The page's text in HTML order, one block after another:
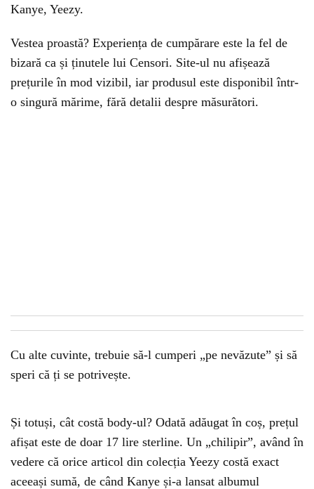
Kanye, Yeezy.
Vestea proastă? Experiența de cumpărare este la fel de
bizară ca și ținutele lui Censori. Site-ul nu afișează
prețurile în mod vizibil, iar produsul este disponibil într-
o singură mărime, fără detalii despre măsurători.
Cu alte cuvinte, trebuie să-l cumperi „pe nevăzute” și să
speri că ți se potrivește.
Și totuși, cât costă body-ul? Odată adăugat în coș, prețul
afișat este de doar 17 lire sterline. Un „chilipir”, având în
vedere că orice articol din colecția Yeezy costă exact
aceeași sumă, de când Kanye și-a lansat albumul